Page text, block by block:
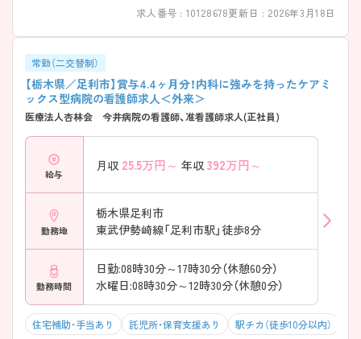
求人番号 : 10128678更新日 : 2026年3月18日
常勤（二交替制）
【栃木県／足利市】賞与4.4ヶ月分！内科に強みを持ったケアミ
ックス型病院の看護師求人＜外来＞
医療法人杏林会 今井病院の看護師、准看護師求人(正社員)
給与
月収 25.5万円～ 年収 392万円～
勤務地
栃木県足利市
東武伊勢崎線「足利市駅」徒歩8分
勤務時間
日勤:08時30分～17時30分（休憩60分）
水曜日:08時30分～12時30分（休憩0分）
住宅補助・手当あり 託児所・保育支援あり 駅チカ（徒歩10分以内）